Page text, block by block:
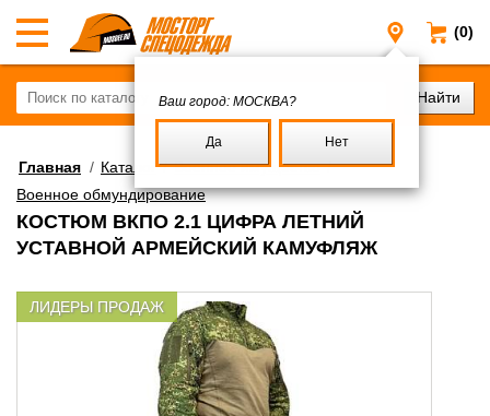
(0)
Москва
Ваш город: МОСКВА?
Да Нет
Главная / Каталог/Военное имущество/
Военное обмундирование
КОСТЮМ ВКПО 2.1 ЦИФРА ЛЕТНИЙ
УСТАВНОЙ АРМЕЙСКИЙ КАМУФЛЯЖ
ЛИДЕРЫ ПРОДАЖ